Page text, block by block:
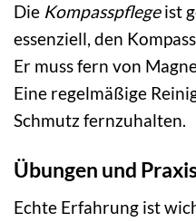
Die Kompasspflegeist
essenziell, den
Er muss fern von
Eine regelmäßige
Schmutz fernzuhalten.
Übungen und
Echte Erfahrung ist